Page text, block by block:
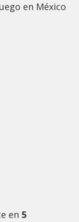
en México
en 5